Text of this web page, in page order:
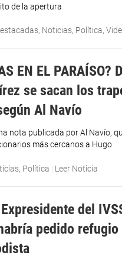
de la apertura
, Noticias, Política,
EN EL
se sacan los
Al Navío
nota publicada por Al Navío,
más cercanos a Hugo
, Política | Leer Noticia
Expresidente del
pedido